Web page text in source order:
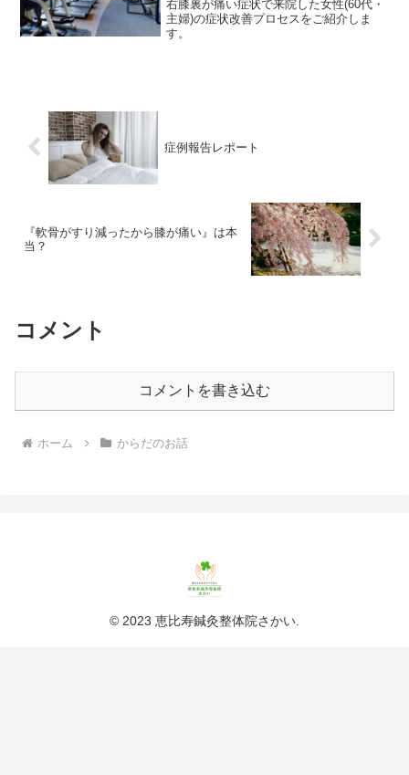
右膝裏が痛い症状で来院した女性(60代・
主婦)の症状改善プロセスをご紹介しま
す。
症例報告レポート
『軟骨がすり減ったから膝が痛い』は本
当？
コメント
コメントを書き込む
ホーム からだのお話
© 2023 恵比寿鍼灸整体院さかい.